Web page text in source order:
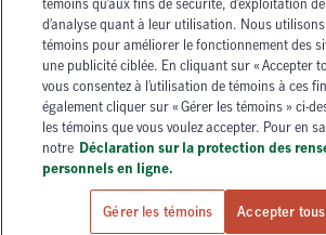
conseillers en assurance autorisés de Manuvie ou avec votre
vous avez besoin de conseils sur vos besoins en matière
d’analyse quant à leur utilisation. Nous
témoins pour améliorer le fonctionnement des
une publicité ciblée. En cliquant sur « Accepter
vous consentez à l’utilisation de témoins à ces
également cliquer sur « Gérer les témoins » ci-
les témoins que vous voulez accepter. Pour en
notre Déclaration sur la protection des
personnels en ligne.
Gérer les témoins Accepter